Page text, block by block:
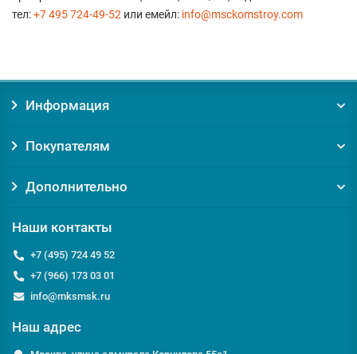
тел:+7 495 724-49-52 или емейл: info@msckomstroy.com
Информация
Покупателям
Дополнительно
Наши контакты
+7 (495) 724 49 52
+7 (966) 173 03 01
info@mksmsk.ru
Наш адрес